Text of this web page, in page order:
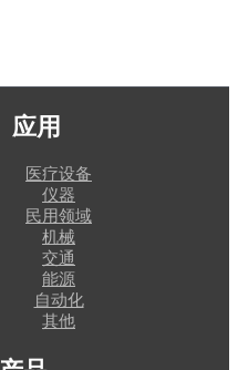
应用
医疗设备
仪器
民用领域
机械
交通
能源
自动化
其他